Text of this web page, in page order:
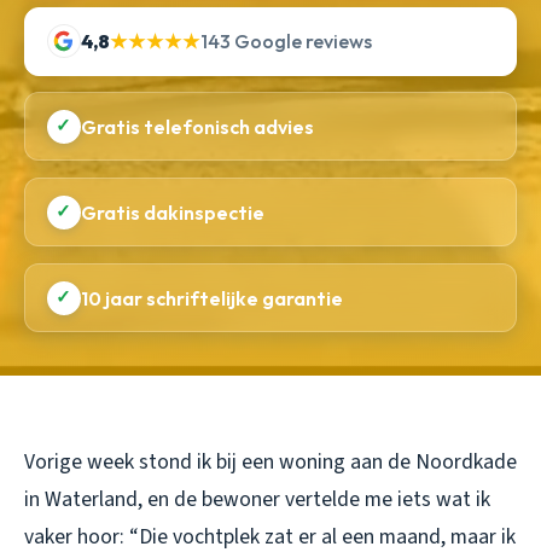
4,8★★★★★143 Google reviews
✓ Gratis telefonisch advies
✓ Gratis dakinspectie
✓ 10 jaar schriftelijke garantie
Vorige week stond ik bij een woning aan de Noordkade
in Waterland, en de bewoner vertelde me iets wat ik
vaker hoor: “Die vochtplek zat er al een maand, maar ik